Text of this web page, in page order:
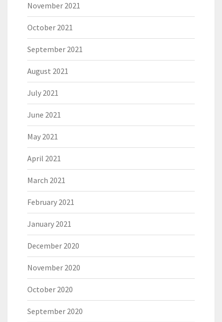
November 2021
October 2021
September 2021
August 2021
July 2021
June 2021
May 2021
April 2021
March 2021
February 2021
January 2021
December 2020
November 2020
October 2020
September 2020